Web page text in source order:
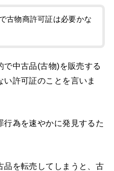
で古物商許可証は必要かな
中古品(古物)を販売する
い許可証のことを言いま
行為を速やかに発見するた
品を転売してしまうと、古